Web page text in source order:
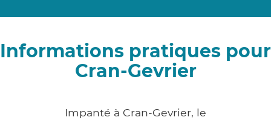
Informations pratiques pour
Cran-Gevrier
Impanté à Cran-Gevrier, le